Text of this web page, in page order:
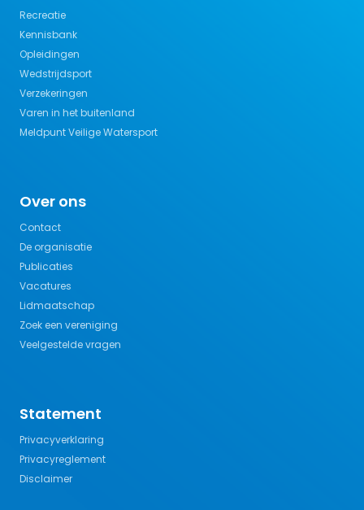
Recreatie
Kennisbank
Opleidingen
Wedstrijdsport
Verzekeringen
Varen in het buitenland
Meldpunt Veilige Watersport
Over ons
Contact
De organisatie
Publicaties
Vacatures
Lidmaatschap
Zoek een vereniging
Veelgestelde vragen
Statement
Privacyverklaring
Privacyreglement
Disclaimer